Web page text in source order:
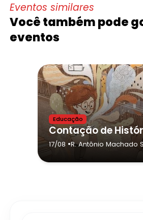
Eventos similares
Você também pode
eventos
Educação
17/08 •R. Antônio Machado